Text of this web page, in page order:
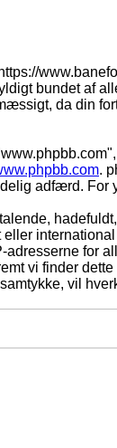
bundet af
da din
.
adfærd. For
vi finder
vil